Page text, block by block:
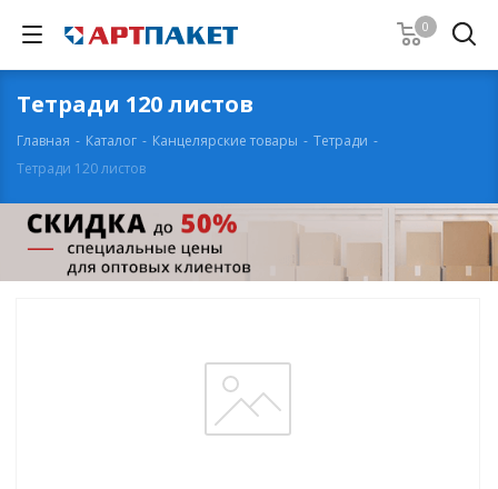
0
Тетради 120 листов
Главная - Каталог - Канцелярские товары - Тетради -
Тетради 120 листов